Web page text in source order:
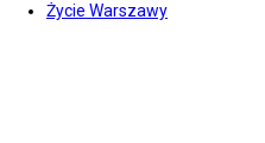
Życie Warszawy